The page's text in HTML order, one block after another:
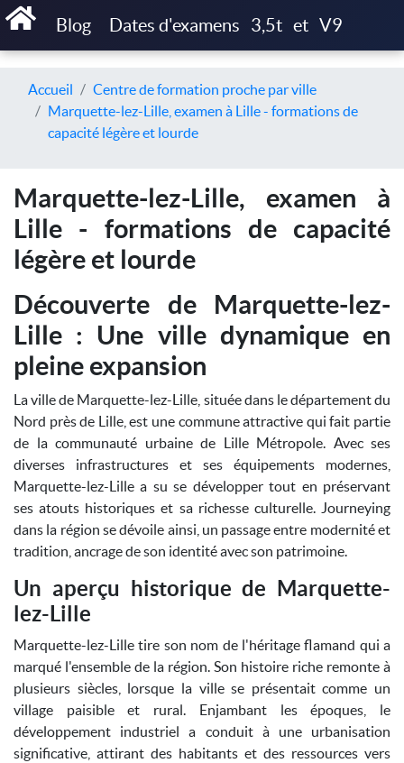
Blog Dates d'examens 3,5t et V9
Accueil
Centre de formation proche par ville
Marquette-lez-Lille, examen à Lille - formations de
capacité légère et lourde
Marquette-lez-Lille, examen à
Lille - formations de capacité
légère et lourde
Découverte de Marquette-lez-
Lille : Une ville dynamique en
pleine expansion
La ville de Marquette-lez-Lille, située dans le département du
Nord près de Lille, est une commune attractive qui fait partie
de la communauté urbaine de Lille Métropole. Avec ses
diverses infrastructures et ses équipements modernes,
Marquette-lez-Lille a su se développer tout en préservant
ses atouts historiques et sa richesse culturelle. Journeying
dans la région se dévoile ainsi, un passage entre modernité et
tradition, ancrage de son identité avec son patrimoine.
Un aperçu historique de Marquette-
lez-Lille
Marquette-lez-Lille tire son nom de l'héritage flamand qui a
marqué l'ensemble de la région. Son histoire riche remonte à
plusieurs siècles, lorsque la ville se présentait comme un
village paisible et rural. Enjambant les époques, le
développement industriel a conduit à une urbanisation
significative, attirant des habitants et des ressources vers